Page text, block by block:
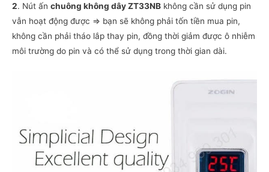
2. Nút ấn chuông không dây ZT33NB không cần sử dụng pin
vẫn hoạt động được => bạn sẽ không phải tốn tiền mua pin,
không cần phải tháo lắp thay pin, đồng thời giảm được ô nhiễm
môi trường do pin và có thể sử dụng trong thời gian dài.